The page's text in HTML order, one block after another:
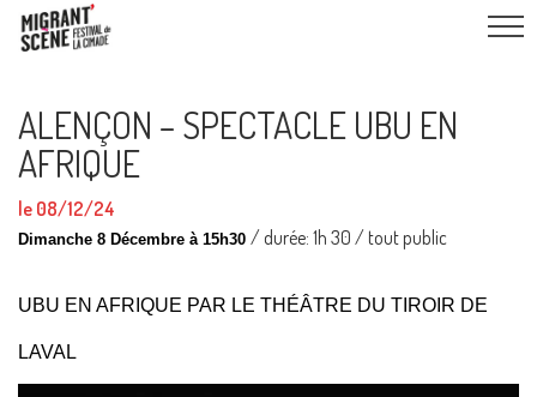
ALENÇON – SPECTACLE UBU EN
AFRIQUE
le 08/12/24
Dimanche 8 Décembre à 15h30 / durée: 1h 30 / tout public
UBU EN AFRIQUE PAR LE THÉÂTRE DU TIROIR DE
LAVAL